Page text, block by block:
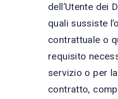
dell’Utente dei
quali sussiste
contrattuale o
requisito
servizio o per
contratto,